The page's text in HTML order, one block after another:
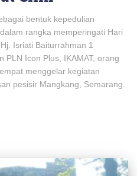
bentuk kepedulian
rangka memperingati Hari
Isriati Baiturrahman 1
PLN Icon Plus, IKAMAT, orang
menggelar kegiatan
pesisir Mangkang, Semarang.